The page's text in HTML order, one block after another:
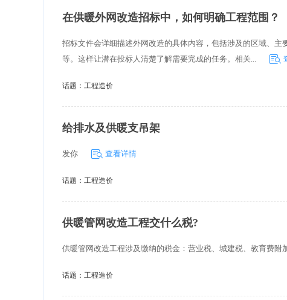
在供暖外网改造招标中，如何明确工程范围？
招标文件会详细描述外网改造的具体内容，包括涉及的区域、
等。这样让潜在投标人清楚了解需要完成的任务。相关...
话题： 工程造价
给排水及供暖支吊架
发你 查看详情
话题： 工程造价
供暖管网改造工程交什么税?
供暖管网改造工程涉及缴纳的税金：营业税、城建税、教育费附
话题： 工程造价